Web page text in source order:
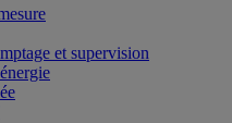
et supervision